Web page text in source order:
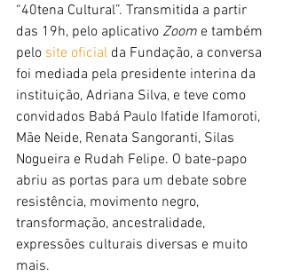
“40tena Cultural”. Transmitida a partir
das 19h, pelo aplicativo Zoom e também
pelo site oficial da Fundação, a conversa
foi mediada pela presidente interina da
instituição, Adriana Silva, e teve como
convidados Babá Paulo Ifatide Ifamoroti,
Mãe Neide, Renata Sangoranti, Silas
Nogueira e Rudah Felipe. O bate-papo
abriu as portas para um debate sobre
resistência, movimento negro,
transformação, ancestralidade,
expressões culturais diversas e muito
mais.